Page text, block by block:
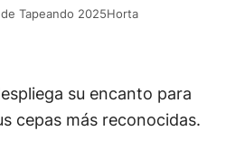
Tapeando 2025Horta
su encanto para
cepas más reconocidas.